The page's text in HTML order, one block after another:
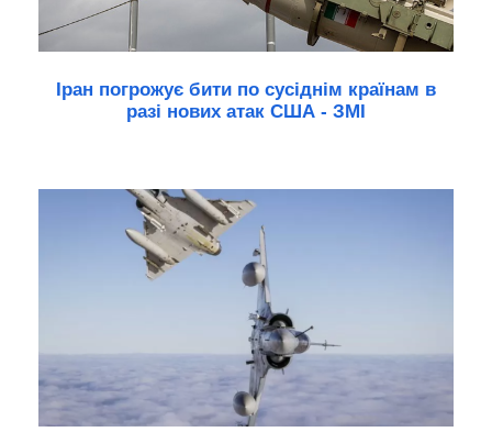
Іран погрожує бити по сусіднім країнам в
разі нових атак США - ЗМІ